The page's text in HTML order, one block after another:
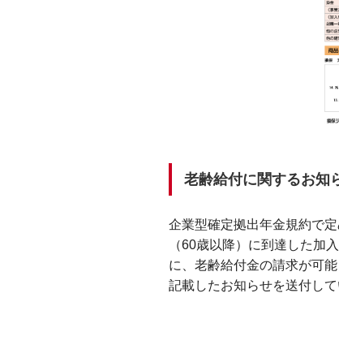
老齢給付に関するお知
企業型確定拠出年金規約で
（60歳以降）に到達した加
に、老齢給付金の請求が可
記載したお知らせを送付して